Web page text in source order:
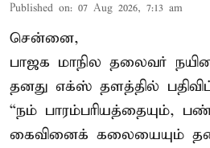
Published on: 07 Aug 2026, 7:13 am
சென்னை,
பாஜக மாநில தலைவர்
தனது எக்ஸ் தளத்தில்
“நம் பாரம்பரியத்தையும்,
கைவினைக் கலையையும்